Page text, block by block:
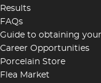
Results
FAQs
Guide to obtaining
Career Opportunities
Porcelain Store
Flea Market